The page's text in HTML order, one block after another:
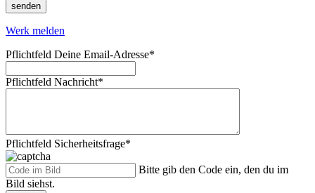
senden
Werk melden
Pflichtfeld Deine Email-Adresse*
Pflichtfeld Nachricht*
Pflichtfeld Sicherheitsfrage*
Bitte gib den Code ein, den du im
Bild siehst.